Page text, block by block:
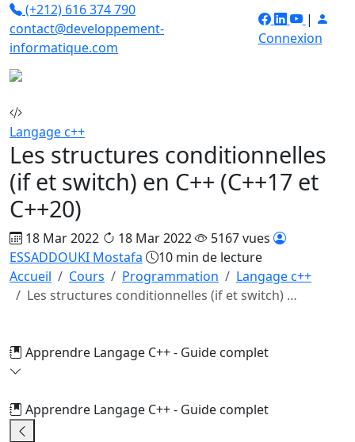
(+212) 616 374 790
contact@developpement-
informatique.com
|
Connexion
Langage c++
Les structures conditionnelles
(if et switch) en C++ (C++17 et
C++20)
18 Mar 2022 18 Mar 2022
5167 vues
ESSADDOUKI Mostafa
10 min de lecture
Accueil
Cours Programmation
Langage c++
Les structures conditionnelles (if et switch) …
Apprendre Langage C++ - Guide complet
Apprendre Langage C++ - Guide complet